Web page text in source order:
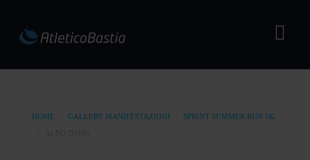
HOME GALLERY MANIFESTAZIONI
SPRINT SUMMER RUN 5K